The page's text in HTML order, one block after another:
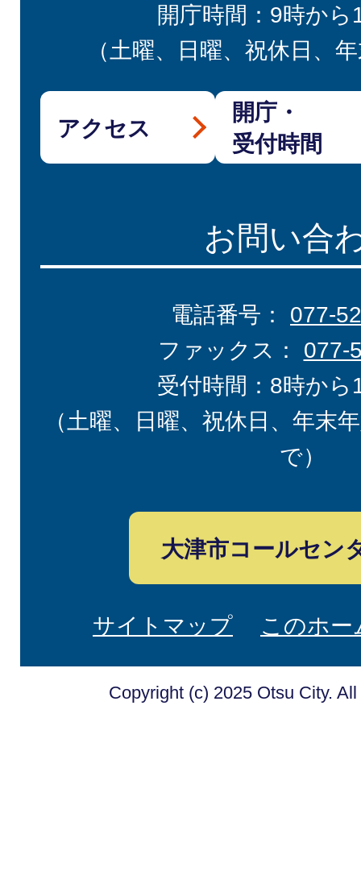
開庁時間：9時から
（土曜、日曜、祝休日、
アクセス
開庁・
受付時間
お問い合
電話番号： 077-
ファックス： 077-
受付時間：8時から
（土曜、日曜、祝休日、年末
で）
大津市コールセン
サイトマップ このホ
Copyright (c) 2025 Otsu City.